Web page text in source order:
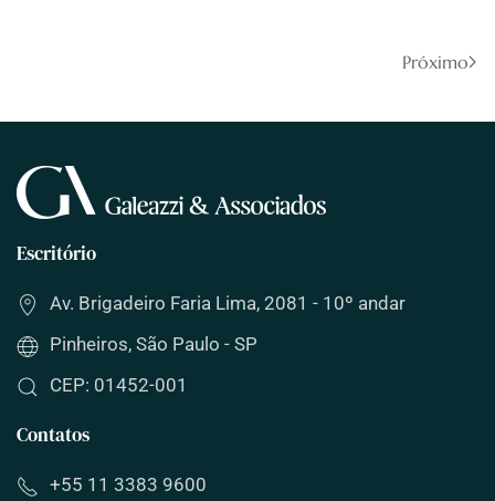
Próximo
Escritório
Av. Brigadeiro Faria Lima, 2081 - 10º andar
Pinheiros, São Paulo - SP
CEP: 01452-001
Contatos
+55 11 3383 9600